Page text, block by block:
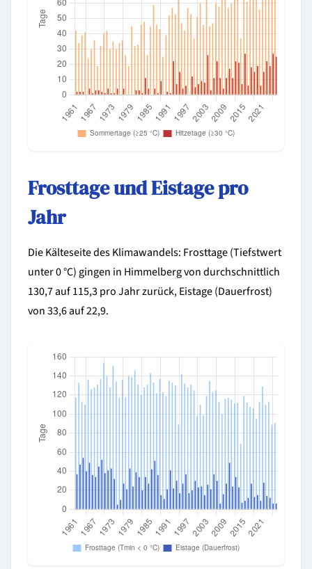
Frosttage und Eistage pro
Jahr
Die Kälteseite des Klimawandels: Frosttage (Tiefstwert
unter 0 °C) gingen in Himmelberg von durchschnittlich
130,7 auf 115,3 pro Jahr zurück, Eistage (Dauerfrost)
von 33,6 auf 22,9.